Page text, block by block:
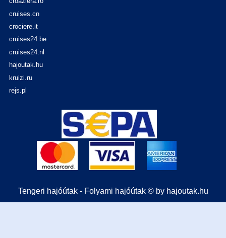
cruises.cn
crociere.it
cruises24.be
cruises24.nl
hajoutak.hu
kruizi.ru
rejs.pl
Tengeri hajóútak - Folyami hajóútak © by hajoutak.hu